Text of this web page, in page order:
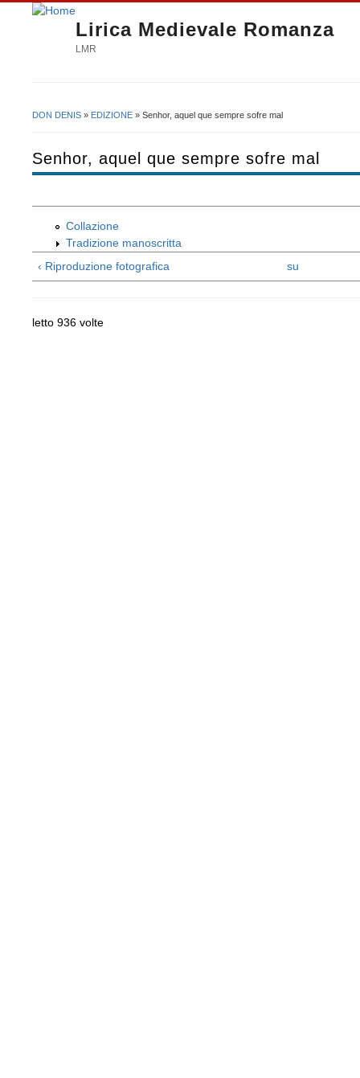
Lirica Medievale Romanza
LMR
DON DENIS » EDIZIONE » Senhor, aquel que sempre sofre mal
Senhor, aquel que sempre sofre mal
Collazione
Tradizione manoscritta
‹ Riproduzione fotografica
su
letto 936 volte